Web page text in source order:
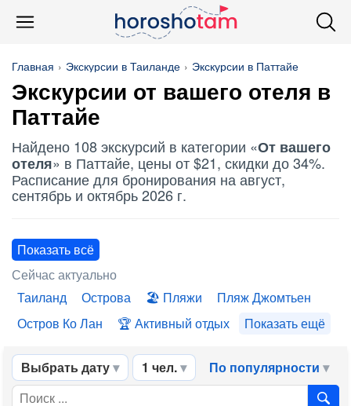
Главная Экскурсии в Таиланде Экскурсии в Паттайе
Экскурсии от вашего отеля в
Паттайе
Найдено 108 экскурсий в категории «От вашего
отеля» в Паттайе, цены от $21, скидки до 34%.
Расписание для бронирования на август,
сентябрь и октябрь 2026 г.
Показать всё
Сейчас актуально
Таиланд
Острова Пляжи
Пляж Джомтьен
Остров Ко Лан
Активный отдых Показать ещё
Выбрать дату 1 чел. По популярности